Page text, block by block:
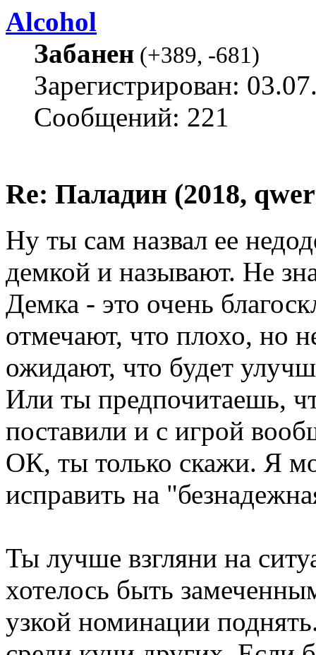
Alcohol
Забанен (+389, -681)
Зарегистрирован:
Сообщений: 221
Re: Паладин (2018,
Ну ты сам назвал ее
демкой и называют. Не
Демка - это очень
отмечают, что плохо, но
ожидают, что будет
Или ты предпочитаешь,
поставили и с игрой
ОК, ты только скажи. Я
исправить на
Ты лучше взгляни на
хотелось быть
узкой номинации